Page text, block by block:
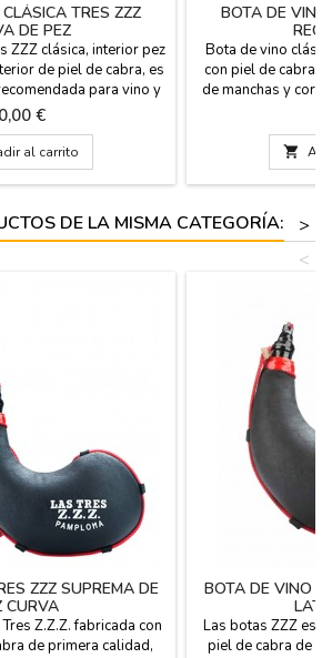
TRES ZZZ
DE PEZ
ZZZ clásica, interior pez
de piel de cabra, es
para vino y
alcohol. No apta para
o licores de
curva, fabricada en
Lleva las instrucciones
en el interior....
€
al carrito
BOTA DE
Bota de vino
con piel de cabra
de manchas y
reforzada
superior de
hermético. Forma
(España). Lleva

DE LA MISMA CATEGORÍA:
>
<
ZZZ SUPREMA DE
CURVA
Z.Z.Z. fabricada con
de primera calidad,
BOTA DE VINO
Las botas ZZZ
piel de cabra de